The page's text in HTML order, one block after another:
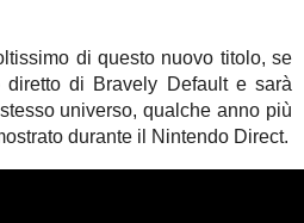
di questo nuovo titolo, se
di Bravely Default e sarà
universo, qualche anno più
durante il Nintendo Direct.